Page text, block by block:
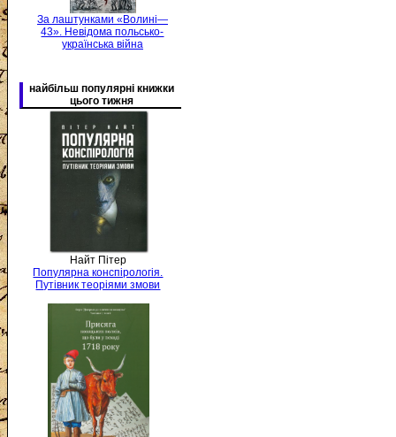
За лаштунками «Волині—
43». Невідома польсько-
українська війна
найбільш популярні книжки
цього тижня
Найт Пітер
Популярна конспірологія.
Путівник теоріями змови